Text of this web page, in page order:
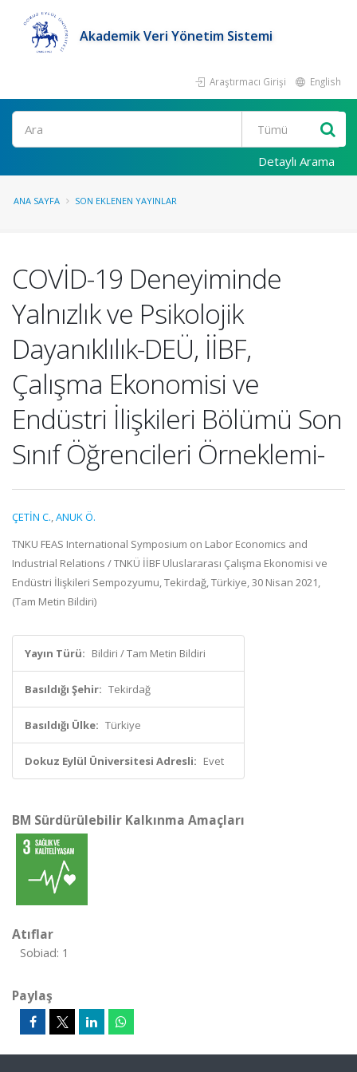
Akademik Veri Yönetim Sistemi
Araştırmacı Girişi English
Ara
Detaylı Arama
ANA SAYFA SON EKLENEN YAYINLAR
COVİD-19 Deneyiminde
Yalnızlık ve Psikolojik
Dayanıklılık-DEÜ, İİBF,
Çalışma Ekonomisi ve
Endüstri İlişkileri Bölümü Son
Sınıf Öğrencileri Örneklemi-
ÇETİN C.,ANUK Ö.
TNKU FEAS International Symposium on Labor Economics and
Industrial Relations / TNKÜ İİBF Uluslararası Çalışma Ekonomisi ve
Endüstri İlişkileri Sempozyumu, Tekirdağ, Türkiye, 30 Nisan 2021,
(Tam Metin Bildiri)
Yayın Türü: Bildiri / Tam Metin Bildiri
Basıldığı Şehir: Tekirdağ
Basıldığı Ülke: Türkiye
Dokuz Eylül Üniversitesi Adresli: Evet
BM Sürdürülebilir Kalkınma Amaçları
Atıflar
Sobiad: 1
Paylaş